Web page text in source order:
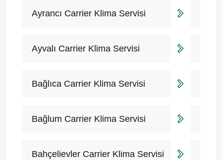
Ayrancı Carrier Klima Servisi
Ayvalı Carrier Klima Servisi
Bağlıca Carrier Klima Servisi
Bağlum Carrier Klima Servisi
Bahçelievler Carrier Klima Servisi